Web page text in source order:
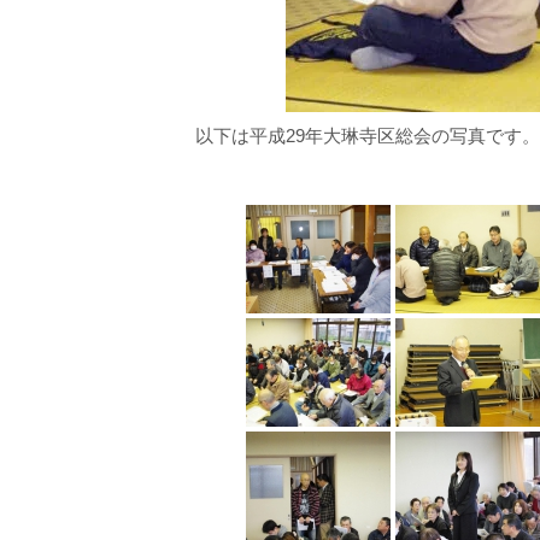
以下は平成29年大琳寺区総会の写真です。